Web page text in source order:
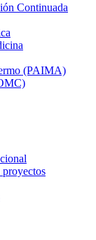
Continuada
(PAIMA)
proyectos